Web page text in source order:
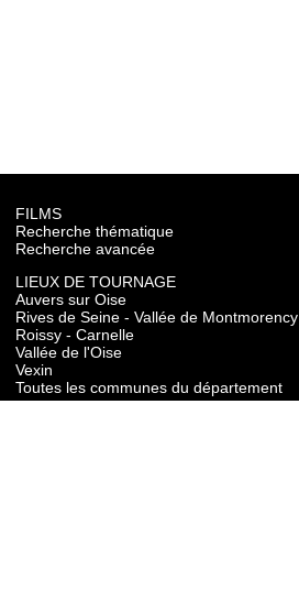
FILMS
Recherche thématique
Recherche avancée
LIEUX DE TOURNAGE
Auvers sur Oise
Rives de Seine - Vallée de Montmorency
Roissy - Carnelle
Vallée de l'Oise
Vexin
Toutes les communes du département